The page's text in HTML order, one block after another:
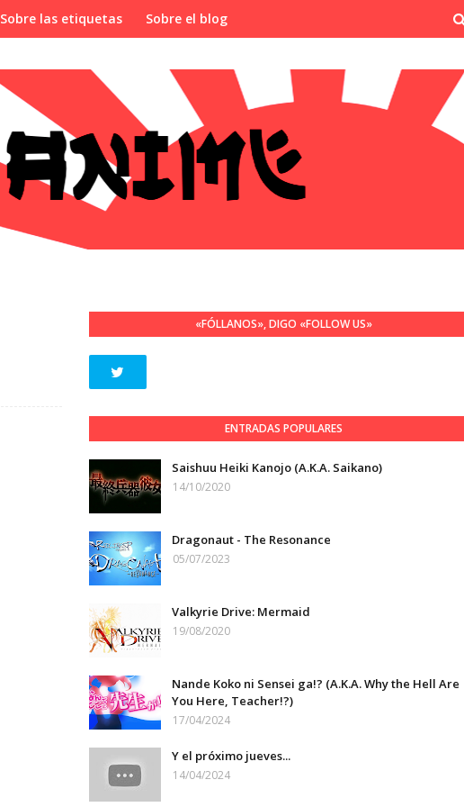
Sobre las etiquetas Sobre el blog
«FÓLLANOS», DIGO «FOLLOW US»
ENTRADAS POPULARES
Saishuu Heiki Kanojo (A.K.A. Saikano)
14/10/2020
Dragonaut - The Resonance
05/07/2023
Valkyrie Drive: Mermaid
19/08/2020
Nande Koko ni Sensei ga!? (A.K.A. Why the Hell Are
You Here, Teacher!?)
17/04/2024
Y el próximo jueves...
14/04/2024